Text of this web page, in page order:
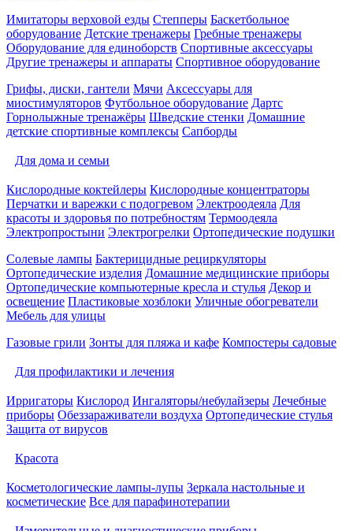
Имитаторы верховой езды Степперы Баскетбольное
оборудование Детские тренажеры Гребные тренажеры
Оборудование для единоборств Спортивные аксессуары
Другие тренажеры и аппараты Спортивное оборудование
Грифы, диски, гантели Мячи Аксессуары для
миостимуляторов Футбольное оборудование Дартс
Горнолыжные тренажёры Шведские стенки Домашние
детские спортивные комплексы Сапборды
Для дома и семьи
Кислородные коктейлеры Кислородные концентраторы
Перчатки и варежки с подогревом Электроодеяла Для
красоты и здоровья по потребностям Термоодеяла
Электропростыни Электрогрелки Ортопедические подушки
Солевые лампы Бактерицидные рециркуляторы
Ортопедические изделия Домашние медицинские приборы
Ортопедические компьютерные кресла и стулья Декор и
освещение Пластиковые хозблоки Уличные обогреватели
Мебель для улицы
Газовые грили Зонты для пляжа и кафе Компостеры садовые
Для профилактики и лечения
Ирригаторы Кислород Ингаляторы/небулайзеры Лечебные
приборы Обеззараживатели воздуха Ортопедические стулья
Защита от вирусов
Красота
Косметологические лампы-лупы Зеркала настольные и
косметические Все для парафинотерапии